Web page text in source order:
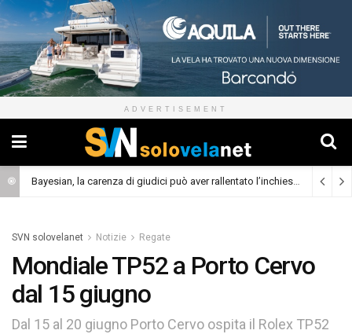
ADVERTISEMENT
Bayesian, la carenza di giudici può aver rallentato l’inchiesta (Cronaca)
SVN solovelanet Notizie Regate
Mondiale TP52 a Porto Cervo
dal 15 giugno
Dal 15 al 20 giugno Porto Cervo ospita il Rolex TP52